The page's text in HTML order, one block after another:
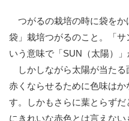
つがるの栽培の時に袋をか
袋」栽培つがるのこと。「
いう意味で「SUN（太陽）」
しかしながら太陽が当たる
赤くならせるために色味は
す。しかもさらに葉とらず
にきれいな赤色とは言えない